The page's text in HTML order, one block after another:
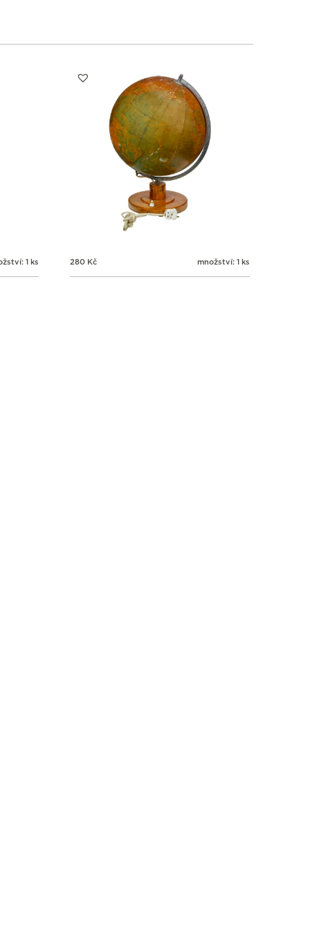
1 ks 280 Kč množství: 1 ks